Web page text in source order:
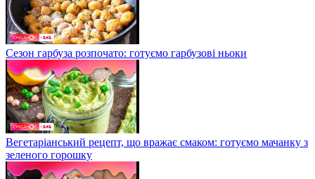
Сезон гарбуза розпочато: готуємо гарбузові ньоки
Вегетаріанський рецепт, що вражає смаком: готуємо мачанку з
зеленого горошку